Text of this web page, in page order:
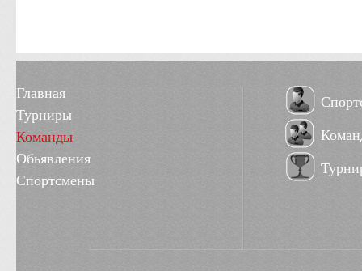
Главная
Турниры
Команды
Обьявления
Спортсмены